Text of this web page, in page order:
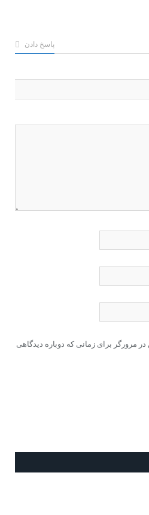
پاسخ دادن
مرورگر برای زمانی که دوباره دیدگاهی